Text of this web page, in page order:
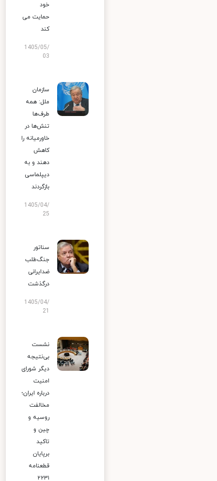
خود
حمایت می
کند
1405/05/
03
سازمان
ملل: همه
طرف‌ها
تنش‌ها در
خاورمیانه را
کاهش
دهند و به
دیپلماسی
بازگردند
1405/04/
25
سناتور
جنگ‌طلب
ضدایرانی
درگذشت
1405/04/
نشست
بی‌نتیجه
دیگر شورای
امنیت
درباره ایران؛
مخالفت
روسیه و
چین و
تاکید
برپایان
قطعنامه
۲۲۳۱